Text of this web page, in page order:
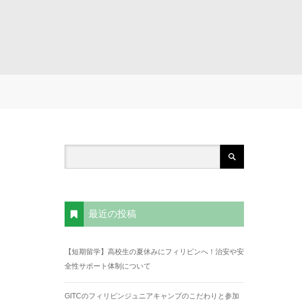
最近の投稿
【短期留学】高校生の夏休みにフィリピンへ！治安や安
全性サポート体制について
GITCのフィリピンジュニアキャンプのこだわりと参加